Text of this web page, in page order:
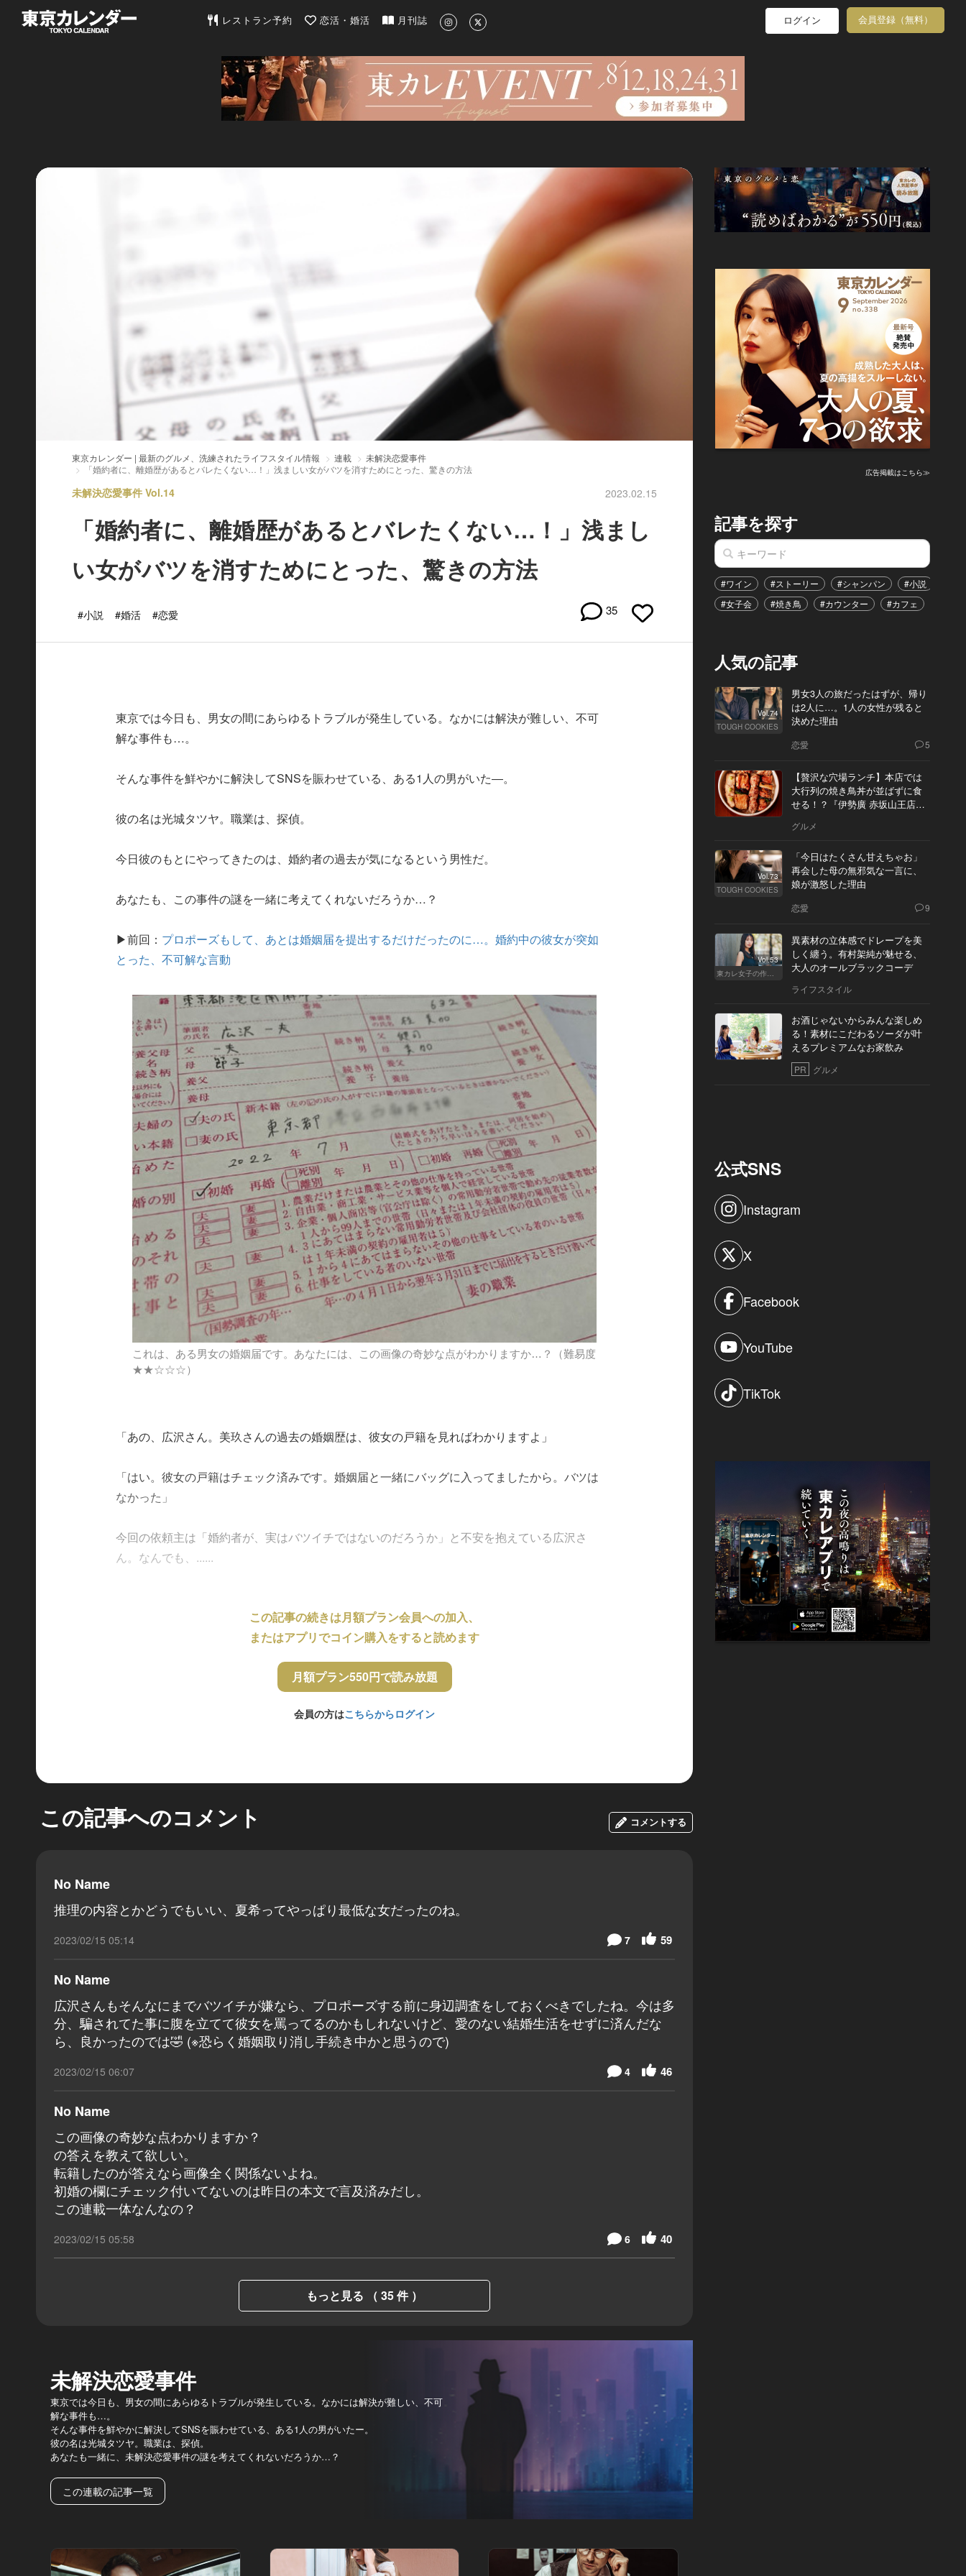
東京カレンダー | 最新のグルメ、洗練されたライフスタイル情報
レストラン予約 恋活・婚活 月刊誌 ログイン 会員登録（無料）
東京カレンダー | 最新のグルメ、洗練されたライフスタイル情報 連載
未解決恋愛事件
「婚約者に、離婚歴があるとバレたくない…！」浅ましい女がバツを消すためにとった、驚きの方法
未解決恋愛事件 Vol.14 2023.02.15
「婚約者に、離婚歴があるとバレたくない…！」浅まし
い女がバツを消すためにとった、驚きの方法
#小説 #婚活 #恋愛 35
東京では今日も、男女の間にあらゆるトラブルが発生している。なかには解決が難しい、不可
解な事件も…。
そんな事件を鮮やかに解決してSNSを賑わせている、ある1人の男がいた―。
彼の名は光城タツヤ。職業は、探偵。
今日彼のもとにやってきたのは、婚約者の過去が気になるという男性だ。
あなたも、この事件の謎を一緒に考えてくれないだろうか…？
▶前回： プロポーズもして、あとは婚姻届を提出するだけだったのに…。婚約中の彼女が突如
とった、不可解な言動
これは、ある男女の婚姻届です。あなたには、この画像の奇妙な点がわかりますか…？（難易度
★★☆☆☆）
「あの、広沢さん。美玖さんの過去の婚姻歴は、彼女の戸籍を見ればわかりますよ」
「はい。彼女の戸籍はチェック済みです。婚姻届と一緒にバッグに入ってましたから。バツは
なかった」
今回の依頼主は「婚約者が、実はバツイチではないのだろうか」と不安を抱えている広沢さ
ん。なんでも、......
この記事の続きは月額プラン会員への加入、
またはアプリでコイン購入をすると読めます
月額プラン550円で読み放題
会員の方はこちらからログイン
この記事へのコメント コメントする
No Name
推理の内容とかどうでもいい、夏希ってやっぱり最低な女だったのね。
2023/02/15 05:14 59
7
No Name
広沢さんもそんなにまでバツイチが嫌なら、プロポーズする前に身辺調査をしておくべきでしたね。今は多
分、騙されてた事に腹を立てて彼女を罵ってるのかもしれないけど、愛のない結婚生活をせずに済んだな
ら、良かったのでは🤣 (※恐らく婚姻取り消し手続き中かと思うので)
2023/02/15 06:07 46
4
No Name
この画像の奇妙な点わかりますか？
の答えを教えて欲しい。
転籍したのが答えなら画像全く関係ないよね。
初婚の欄にチェック付いてないのは昨日の本文で言及済みだし。
この連載一体なんなの？
2023/02/15 05:58 40
6
もっと見る （ 35 件 ）
未解決恋愛事件
東京では今日も、男女の間にあらゆるトラブルが発生している。なかには解決が難しい、不可
解な事件も…。
そんな事件を鮮やかに解決してSNSを賑わせている、ある1人の男がいたー。
彼の名は光城タツヤ。職業は、探偵。
あなたも一緒に、未解決恋愛事件の謎を考えてくれないだろうか…？
この連載の記事一覧
広告掲載はこちら≫
記事を探す
#ワイン #ストーリー #シャンパン #小説
#女子会
#焼き鳥 #カウンター #カフェ
人気の記事
Vol.74
TOUGH COOKIES
男女3人の旅だったはずが、帰り
は2人に…。1人の女性が残ると
決めた理由
恋愛 5
【贅沢な穴場ランチ】本店では
大行列の焼き鳥丼が並ばずに食
せる！？『伊勢廣 赤坂山王店』
グルメ
Vol.73
TOUGH COOKIES
「今日はたくさん甘えちゃお」
再会した母の無邪気な一言に、
娘が激怒した理由
恋愛 9
Vol.53
東カレ女子の作り方
異素材の立体感でドレープを美
しく纏う。有村架純が魅せる、
大人のオールブラックコーデ
ライフスタイル
お酒じゃないからみんな楽しめ
る！素材にこだわるソーダが叶
えるプレミアムなお家飲み
PR グルメ
公式SNS
Instagram
X
Facebook
YouTube
TikTok